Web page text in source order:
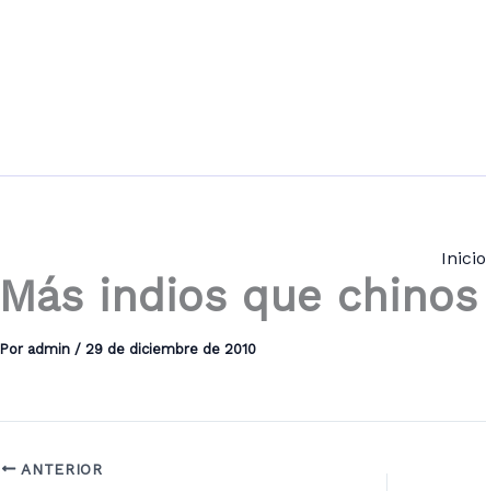
Inicio
Más indios que chinos
Por admin / 29 de diciembre de 2010
ANTERIOR